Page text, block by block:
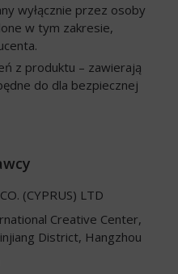
wyłącznie przez osoby
w tym zakresie,
z produktu – zawierają
do dla bezpiecznej
(CYPRUS) LTD
Creative Center,
District, Hangzhou